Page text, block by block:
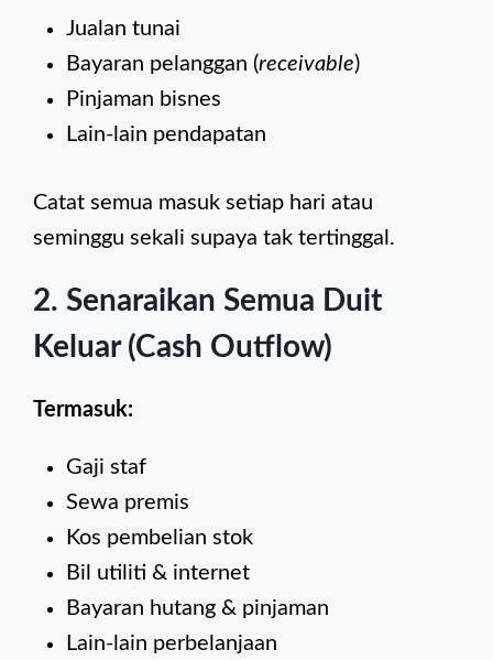
Jualan tunai
Bayaran pelanggan (receivable)
Pinjaman bisnes
Lain-lain pendapatan
Catat semua masuk setiap hari atau
seminggu sekali supaya tak tertinggal.
2. Senaraikan Semua Duit
Keluar (Cash Outflow)
Termasuk:
Gaji staf
Sewa premis
Kos pembelian stok
Bil utiliti & internet
Bayaran hutang & pinjaman
Lain-lain perbelanjaan